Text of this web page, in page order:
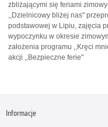
zbliżającymi się feriami
,,Dzielnicowy bliżej nas"
podstawowej w Lipiu, zajęcia
wypoczynku w okresie
założenia programu ,,Kręci
akcji ,,Bezpieczne ferie"
Informacje